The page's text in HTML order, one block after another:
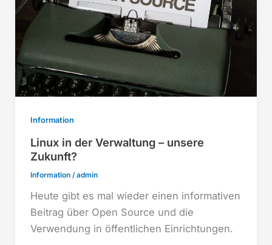
Information
Linux in der Verwaltung – unsere
Zukunft?
Information/admin
Heute gibt es mal wieder einen informativen
Beitrag über Open Source und die
Verwendung in öffentlichen Einrichtungen.